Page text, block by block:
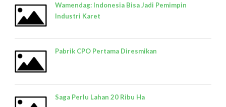
Wamendag: Indonesia Bisa Jadi Pemimpin
Industri Karet
Pabrik CPO Pertama Diresmikan
Saga Perlu Lahan 20 Ribu Ha